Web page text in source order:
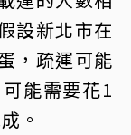
設新北市在
，疏運可能
能需要花1
。